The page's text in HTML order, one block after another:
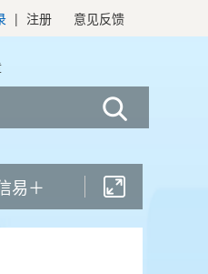
广东河源）”网站年度工作报表
| 注册 意见反馈
易＋